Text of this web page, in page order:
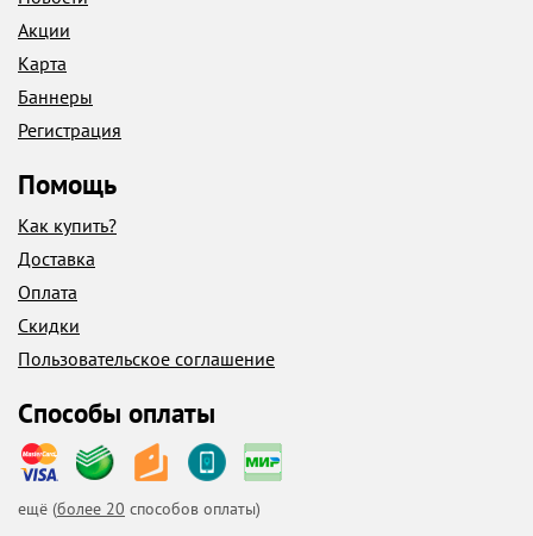
Акции
Карта
Баннеры
Регистрация
Помощь
Как купить?
Доставка
Оплата
Скидки
Пользовательское соглашение
Способы оплаты
ещё (более 20 способов оплаты)